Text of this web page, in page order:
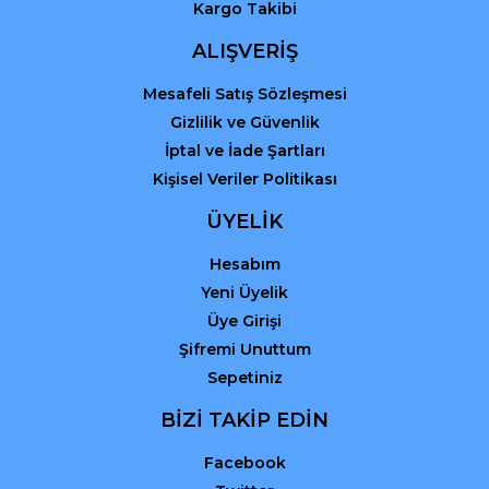
Kargo Takibi
ALIŞVERİŞ
Mesafeli Satış Sözleşmesi
Gizlilik ve Güvenlik
İptal ve İade Şartları
Kişisel Veriler Politikası
ÜYELİK
Hesabım
Yeni Üyelik
Üye Girişi
Şifremi Unuttum
Sepetiniz
BİZİ TAKİP EDİN
Facebook